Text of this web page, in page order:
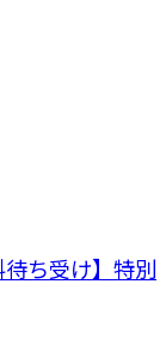
ち受け】特別